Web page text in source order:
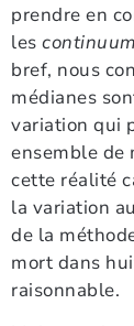
prendre en
les
bref, nous
médianes
variation qui
ensemble de
cette réalité
la variation
de la
mort dans
raisonnable.